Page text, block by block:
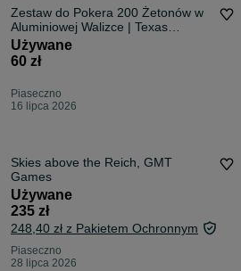
Zestaw do Pokera 200 Żetonów w
Aluminiowej Walizce | Texas
Hold'em
Używane
60 zł
Piaseczno
16 lipca 2026
Skies above the Reich, GMT
Games
Używane
235 zł
248,40 zł z Pakietem Ochronnym
Piaseczno
28 lipca 2026